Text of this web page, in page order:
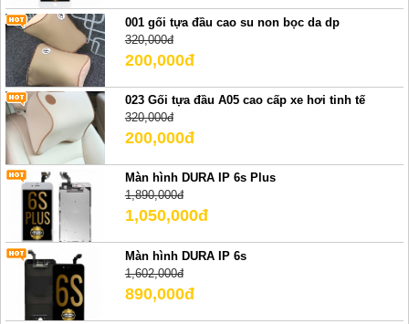
001 gối tựa đầu cao su non bọc da dp
320,000đ
200,000đ
023 Gối tựa đầu A05 cao cấp xe hơi tinh tế
320,000đ
200,000đ
Màn hình DURA IP 6s Plus
1,890,000đ
1,050,000đ
Màn hình DURA IP 6s
1,602,000đ
890,000đ